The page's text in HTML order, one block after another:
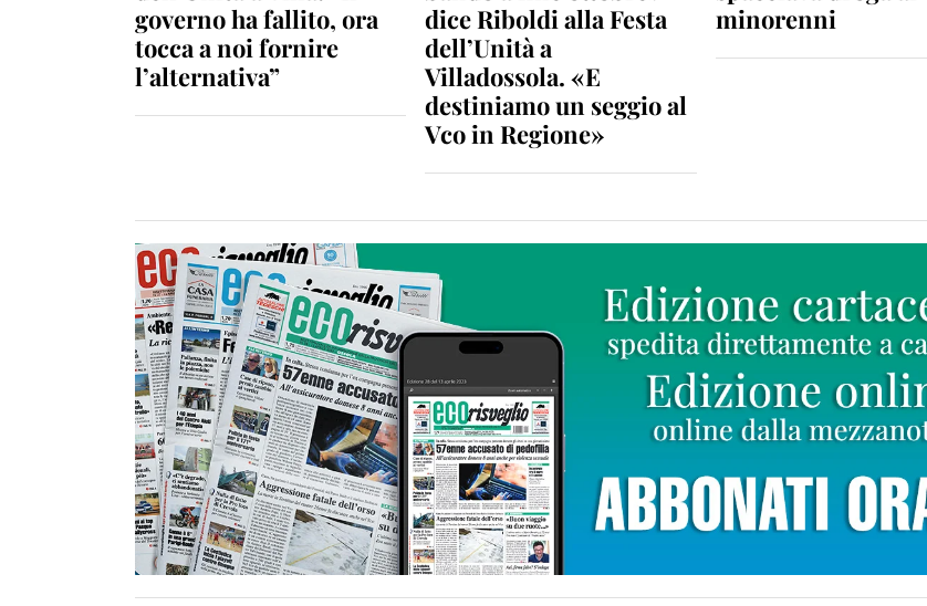
governo ha fallito, ora
tocca a noi fornire
l’alternativa”
dice Riboldi alla Festa
dell’Unità a
Villadossola. «E
destiniamo un seggio al
Vco in Regione»
minorenni